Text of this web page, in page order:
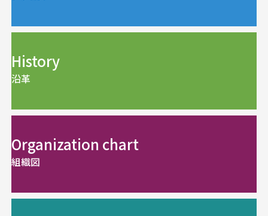
History
沿革
Organization chart
組織図